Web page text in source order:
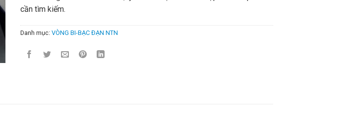
cần tìm kiếm.
Danh mục: VÒNG BI-BẠC ĐẠN NTN